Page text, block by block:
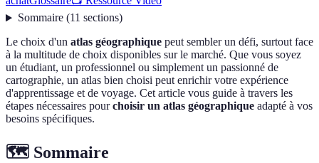
Sommaire(11 sections)
Le choix d'un atlas géographique peut sembler un défi, surtout face
à la multitude de choix disponibles sur le marché. Que vous soyez
un étudiant, un professionnel ou simplement un passionné de
cartographie, un atlas bien choisi peut enrichir votre expérience
d'apprentissage et de voyage. Cet article vous guide à travers les
étapes nécessaires pourchoisir un atlas géographique adapté à vos
besoins spécifiques.
🗺️ Sommaire